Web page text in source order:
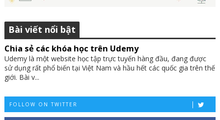
Bài viết nổi bật
Chia sẻ các khóa học trên Udemy
Udemy là một website học tập trực tuyến hàng đầu, đang được
sử dụng rất phổ biến tại Việt Nam và hầu hết các quốc gia trên thế
giới. Bài v...
FOLLOW ON TWITTER